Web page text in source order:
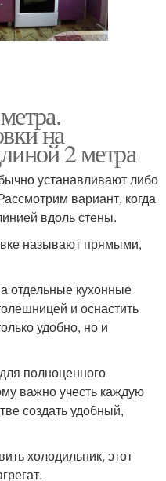
на
2 метра
устанавливают либо
вариант, когда
вдоль стены.
называют прямыми,
отдельные кухонные
и оснастить
удобно, но и
полноценного
важно учесть каждую
создать удобный,
холодильник, этот